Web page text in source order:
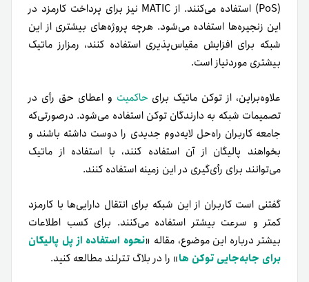
(PoS) استفاده می‌کنند. از MATIC نیز برای پرداخت کارمزد در
این زنجیره‌ها استفاده می‌شود. هرچه پروژه‌های بیشتری از این
شبکه برای افزایش مقیاس‌پذیری استفاده کنند، رمزارز ماتیک
بیشتری مورد‌نیاز است.
علاوه‌براین، از توکن ماتیک برای حاکمیت و اعطای حق رأی در
تصمیمات شبکه به دارندگان توکن استفاده می‌شود. در‌صورتی‌که
جامعه کاربران راه‌حل لایه‌دوم جدیدی را دوست داشته باشند و
بخواهند پالیگان از آن استفاده کنند، با استفاده از ماتیک
می‌توانند برای رأی‌گیری در این زمینه استفاده کنند.
گفتنی است کاربران از این شبکه برای انتقال دارایی‌ها با کارمزد
کمتر و سرعت بیشتر استفاده می‌کنند. برای کسب اطلاعات
بیشتر درباره این موضوع، مقاله «نحوه استفاده از پل پالیگان
برای جابه‌جایی توکن ها» را در بلاگ تترلند مطالعه کنید.